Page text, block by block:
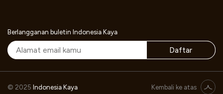
Berlangganan buletin Indonesia Kaya
Daftar
© 2025 Indonesia Kaya Kembali ke atas